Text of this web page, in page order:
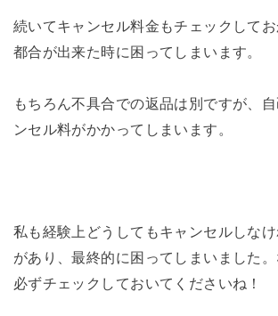
続いてキャンセル料金もチェックして
都合が出来た時に困ってしまいます。
もちろん不具合での返品は別ですが、
ンセル料がかかってしまいます。
私も経験上どうしてもキャンセルしな
があり、最終的に困ってしまいました
必ずチェックしておいてくださいね！